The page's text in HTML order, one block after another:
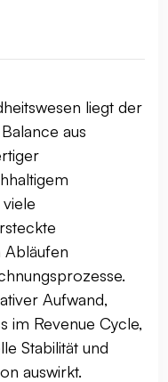
liegt der
aus
Abläufen
Aufwand,
im Revenue Cycle,
Stabilität und
auswirkt.